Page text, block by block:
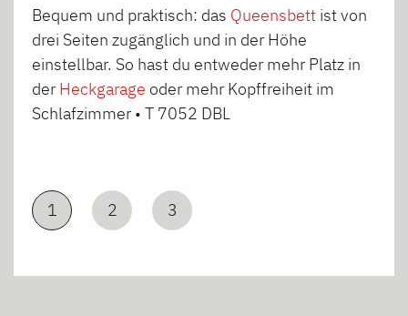
Bequem und praktisch: das Queensbett ist von
drei Seiten zugänglich und in der Höhe
einstellbar. So hast du entweder mehr Platz in
derHeckgarage oder mehr Kopffreiheit im
Schlafzimmer • T 7052 DBL
1 2 3